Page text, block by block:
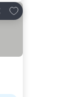
Añadir a favoritos